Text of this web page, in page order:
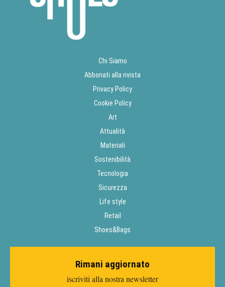
Chi Siamo
Abbonati alla rivista
Privacy Policy
Cookie Policy
Art
Attualità
Materiali
Sostenibilità
Tecnologia
Sicurezza
Life style
Retail
Shoes&Bags
Rimani aggiornato
iscriviti alla nostra newsletter